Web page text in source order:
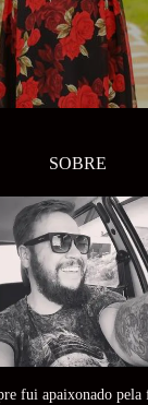
SOBRE
fui apaixonado